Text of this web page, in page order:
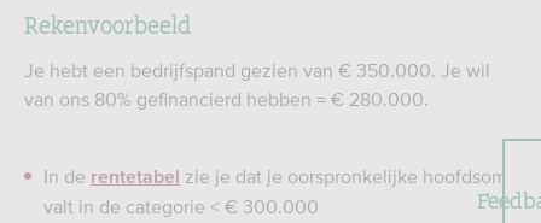
Rekenvoorbeeld
Je hebt een bedrijfspand gezien van € 350.000. Je wil
van ons 80% gefinancierd hebben = € 280.000.
In de rentetabel
zie je dat je oorspronkelijke hoofdsom
valt in de categorie < € 300.000